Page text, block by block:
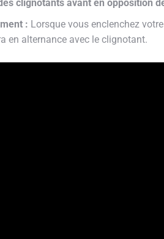
clignotants avant en opposition
: Lorsque vous enclenchez
en alternance avec le clignotant.